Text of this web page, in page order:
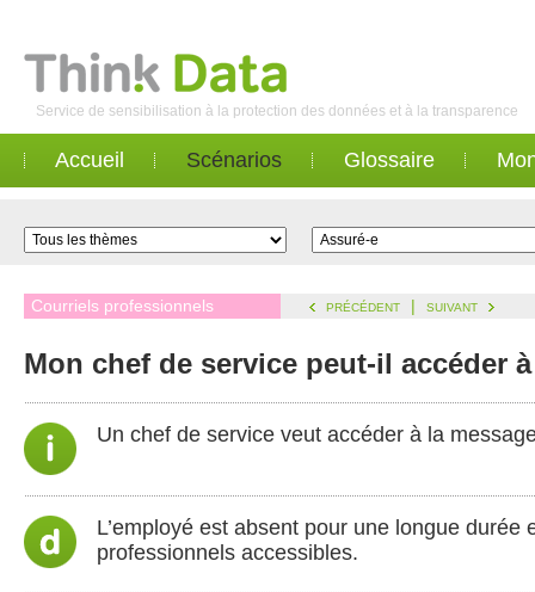
Service de sensibilisation à la protection des données et à la transparence
Accueil Scénarios Glossaire
Courriels professionnels PRÉCÉDENT | SUIVANT
Mon chef de service peut-il accéder
Un chef de service veut accéder à la
L’employé est absent pour une longue
professionnels accessibles.